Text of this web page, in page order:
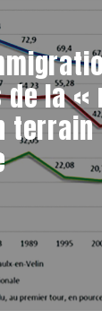
la «
terrain